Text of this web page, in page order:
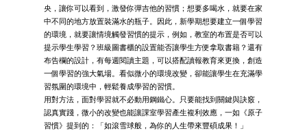
央，讓你可以看到，激發你彈吉他的習慣；想要多喝水，就要在家
中不同的地方放置裝滿水的瓶子。因此，新學期想要建立一個學習
的環境，就要讓情境觸發習慣的提示，例如，教室的布置是否可以
提示學生學習？班級圖書櫃的設置能否讓學生方便拿取書籍？還有
布告欄的設計，有每週閱讀主題，可以搭配讀報教育來更換，創造
一個學習的強大氣場。看似微小的環境改變，卻能讓學生在充滿學
習氛圍的環境中，輕鬆養成學習的習慣。
用對方法，面對學習就不必動用鋼鐵心。只要能找到關鍵與訣竅，
認真實踐，微小的改變也能讓課室學習產生複利效應，一如《原子
習慣》提到的：「如滾雪球般，為你的人生帶來豐碩成果！」